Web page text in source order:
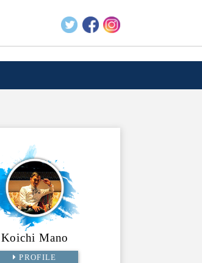
Koichi Mano
PROFILE